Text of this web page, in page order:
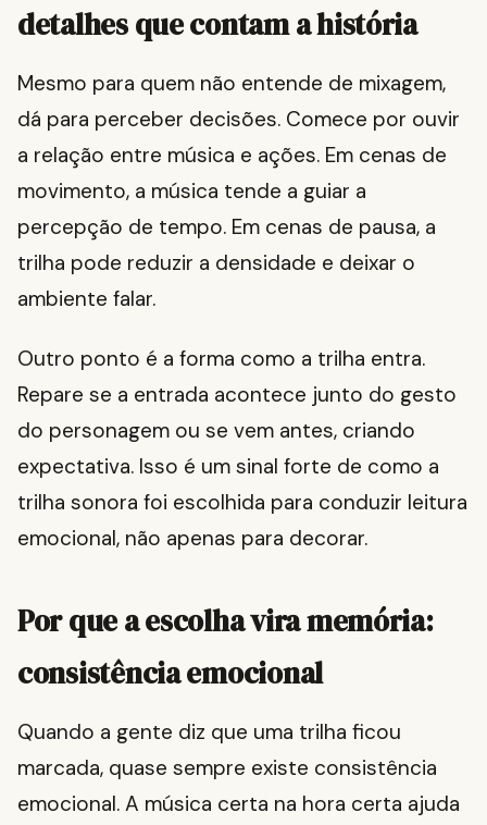
detalhes que contam a história
Mesmo para quem não entende de mixagem,
dá para perceber decisões. Comece por ouvir
a relação entre música e ações. Em cenas de
movimento, a música tende a guiar a
percepção de tempo. Em cenas de pausa, a
trilha pode reduzir a densidade e deixar o
ambiente falar.
Outro ponto é a forma como a trilha entra.
Repare se a entrada acontece junto do gesto
do personagem ou se vem antes, criando
expectativa. Isso é um sinal forte de como a
trilha sonora foi escolhida para conduzir leitura
emocional, não apenas para decorar.
Por que a escolha vira memória:
consistência emocional
Quando a gente diz que uma trilha ficou
marcada, quase sempre existe consistência
emocional. A música certa na hora certa ajuda